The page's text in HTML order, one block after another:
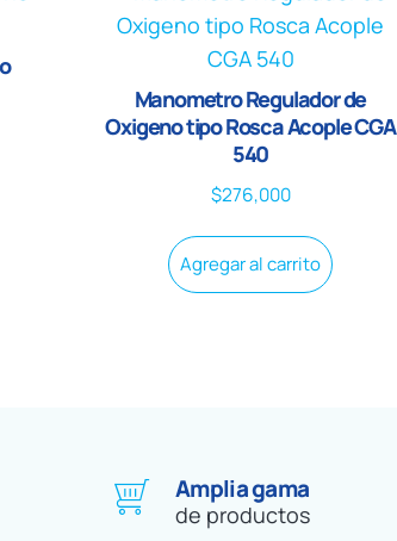
Manometro Regulador de
Oxigeno tipo Rosca Acople CGA
540
$276,000
Agregar al carrito
Amplia gama
de productos